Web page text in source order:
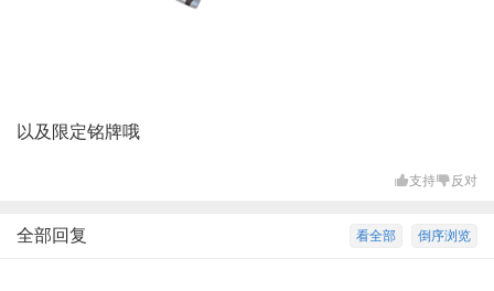
以及限定铭牌哦
支持 反对
倒序浏览
看全部
全部回复